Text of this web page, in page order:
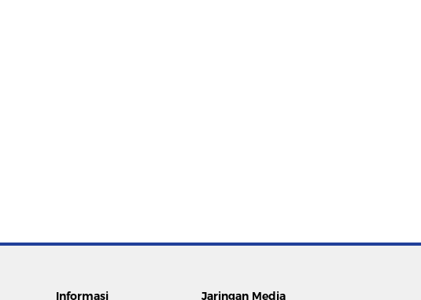
Informasi Jaringan Media